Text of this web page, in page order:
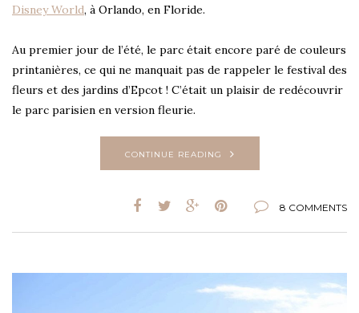
Disney World, à Orlando, en Floride.
Au premier jour de l’été, le parc était encore paré de couleurs
printanières, ce qui ne manquait pas de rappeler le festival des
fleurs et des jardins d’Epcot ! C’était un plaisir de redécouvrir
le parc parisien en version fleurie.
CONTINUE READING
8 COMMENTS